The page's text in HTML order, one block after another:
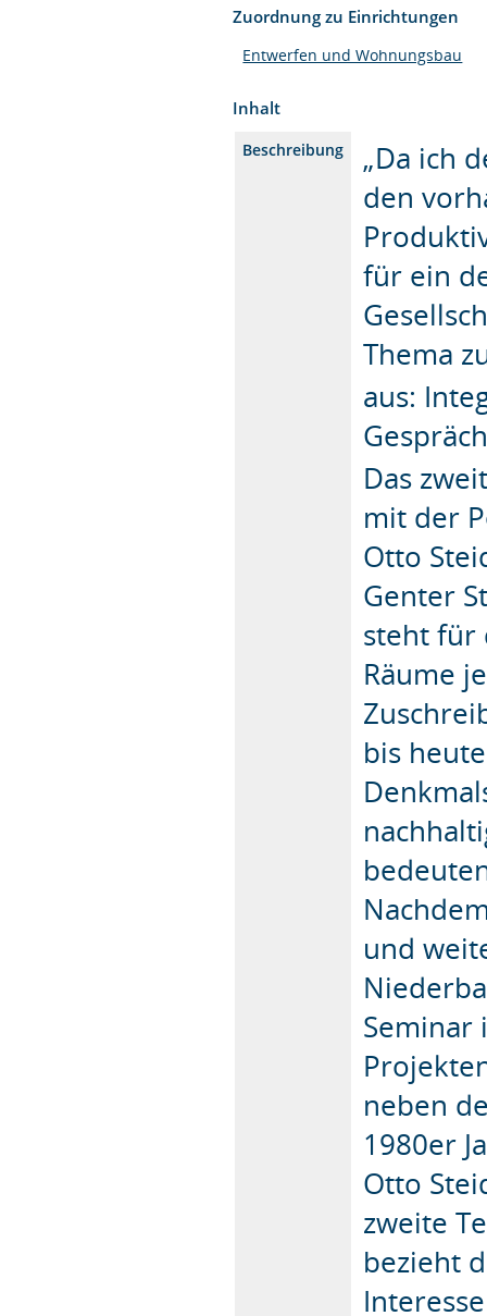
Zuordnung zu Einrichtungen
Entwerfen und Wohnungsbau
Inhalt
Beschreibung
„Da ich
den
für ein
Thema
aus:
Das
mit der
Otto
Genter
steht für
Räume
bis
und
Seminar
neben
1980er
Otto
zweite
bezieht